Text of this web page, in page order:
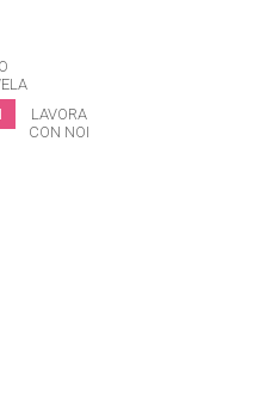
LAVORA
CON NOI